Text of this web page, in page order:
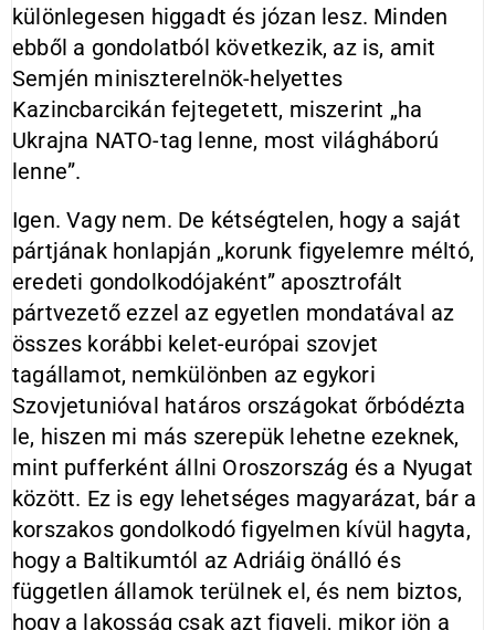
különlegesen higgadt és józan lesz. Minden
ebből a gondolatból következik, az is, amit
Semjén miniszterelnök-helyettes
Kazincbarcikán fejtegetett, miszerint „ha
Ukrajna NATO-tag lenne, most világháború
lenne”.
Igen. Vagy nem. De kétségtelen, hogy a saját
pártjának honlapján „korunk figyelemre méltó,
eredeti gondolkodójaként” aposztrofált
pártvezető ezzel az egyetlen mondatával az
összes korábbi kelet-európai szovjet
tagállamot, nemkülönben az egykori
Szovjetunióval határos országokat őrbódézta
le, hiszen mi más szerepük lehetne ezeknek,
mint pufferként állni Oroszország és a Nyugat
között. Ez is egy lehetséges magyarázat, bár a
korszakos gondolkodó figyelmen kívül hagyta,
hogy a Baltikumtól az Adriáig önálló és
független államok terülnek el, és nem biztos,
hogy a lakosság csak azt figyeli, mikor jön a